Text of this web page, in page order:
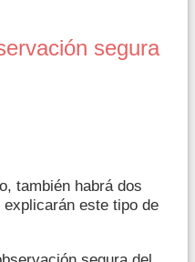
segura
también habrá dos
este tipo de